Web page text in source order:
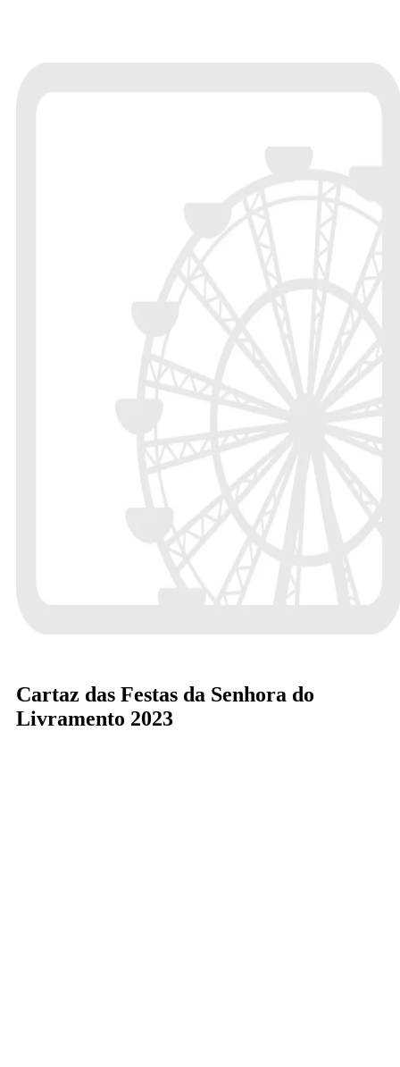
Cartaz das Festas da Senhora do
Livramento 2023